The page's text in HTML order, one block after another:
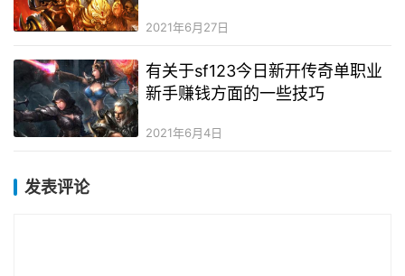
2021年6月27日
有关于sf123今日新开传奇单职业
新手赚钱方面的一些技巧
2021年6月4日
发表评论